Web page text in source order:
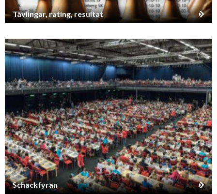
Tävlingar, rating, resultat
Schackfyran